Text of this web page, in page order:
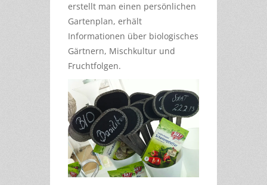
erstellt man einen persönlichen
Gartenplan, erhält
Informationen über biologisches
Gärtnern, Mischkultur und
Fruchtfolgen.